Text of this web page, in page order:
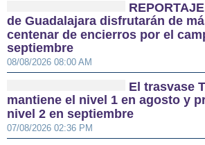
de Guadalajara disfrutarán de
centenar de encierros por el
septiembre
08/08/2026 08:00 AM
El trasvase
mantiene el nivel 1 en agosto y
nivel 2 en septiembre
07/08/2026 02:36 PM